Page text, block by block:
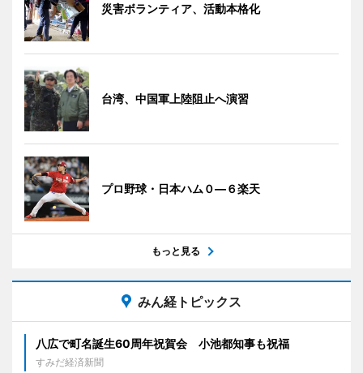
災害ボランティア、活動本格化
台湾、中国軍上陸阻止へ演習
プロ野球・日本ハム０―６楽天
もっと見る
みん経トピックス
八広で町名誕生60周年祝賀会 小池都知事も祝福
すみだ経済新聞